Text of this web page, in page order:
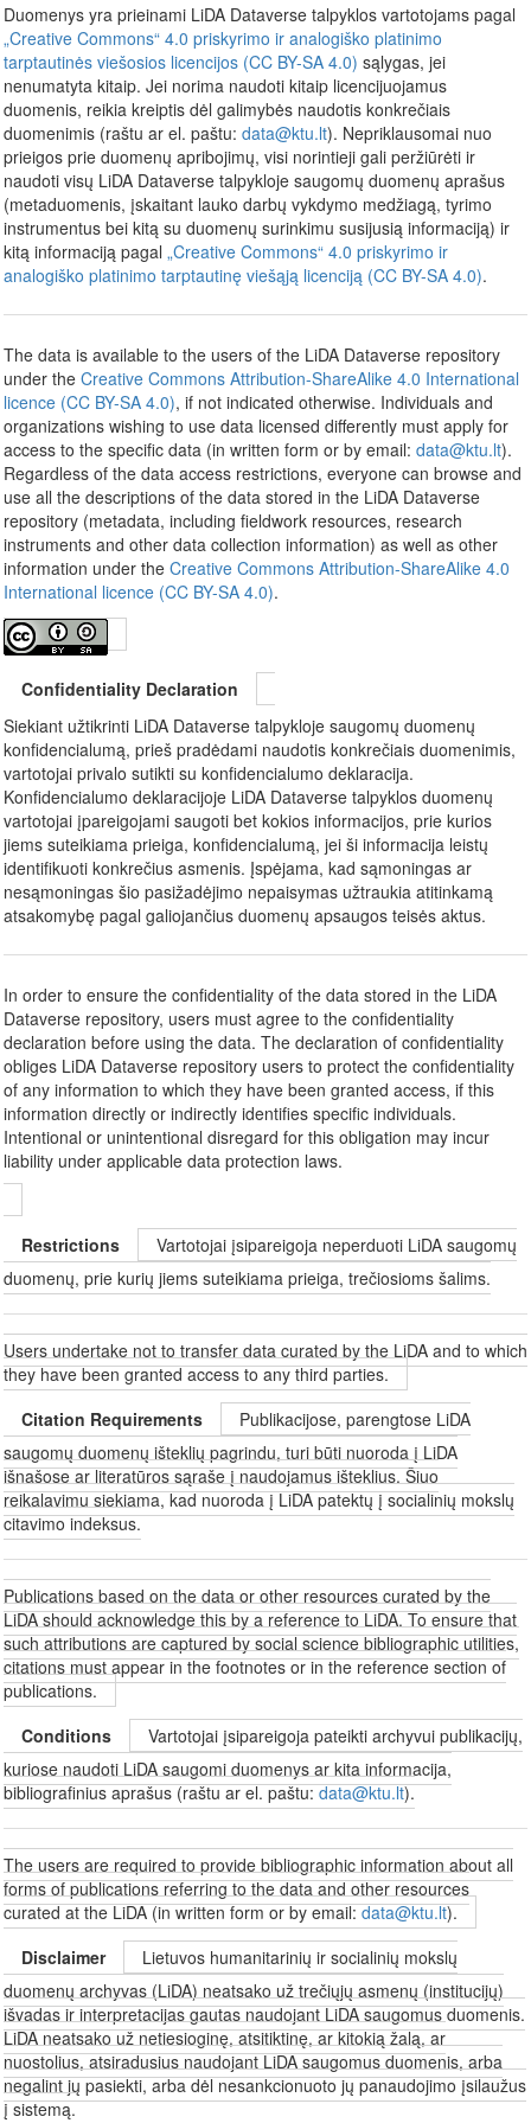
Duomenys yra prieinami LiDA Dataverse talpyklos vartotojams pagal
„Creative Commons“ 4.0 priskyrimo ir analogiško platinimo
tarptautinės viešosios licencijos (CC BY-SA 4.0) sąlygas, jei
nenumatyta kitaip. Jei norima naudoti kitaip licencijuojamus
duomenis, reikia kreiptis dėl galimybės naudotis konkrečiais
duomenimis (raštu ar el. paštu: data@ktu.lt). Nepriklausomai nuo
prieigos prie duomenų apribojimų, visi norintieji gali peržiūrėti ir
naudoti visų LiDA Dataverse talpykloje saugomų duomenų aprašus
(metaduomenis, įskaitant lauko darbų vykdymo medžiagą, tyrimo
instrumentus bei kitą su duomenų surinkimu susijusią informaciją) ir
kitą informaciją pagal „Creative Commons“ 4.0 priskyrimo ir
analogiško platinimo tarptautinę viešąją licenciją (CC BY-SA 4.0).
The data is available to the users of the LiDA Dataverse repository
under the Creative Commons Attribution-ShareAlike 4.0 International
licence (CC BY-SA 4.0), if not indicated otherwise. Individuals and
organizations wishing to use data licensed differently must apply for
access to the specific data (in written form or by email: data@ktu.lt).
Regardless of the data access restrictions, everyone can browse and
use all the descriptions of the data stored in the LiDA Dataverse
repository (metadata, including fieldwork resources, research
instruments and other data collection information) as well as other
information under the Creative Commons Attribution-ShareAlike 4.0
International licence (CC BY-SA 4.0).
Confidentiality Declaration
Siekiant užtikrinti LiDA Dataverse talpykloje saugomų duomenų
konfidencialumą, prieš pradėdami naudotis konkrečiais duomenimis,
vartotojai privalo sutikti su konfidencialumo deklaracija.
Konfidencialumo deklaracijoje LiDA Dataverse talpyklos duomenų
vartotojai įpareigojami saugoti bet kokios informacijos, prie kurios
jiems suteikiama prieiga, konfidencialumą, jei ši informacija leistų
identifikuoti konkrečius asmenis. Įspėjama, kad sąmoningas ar
nesąmoningas šio pasižadėjimo nepaisymas užtraukia atitinkamą
atsakomybę pagal galiojančius duomenų apsaugos teisės aktus.
In order to ensure the confidentiality of the data stored in the LiDA
Dataverse repository, users must agree to the confidentiality
declaration before using the data. The declaration of confidentiality
obliges LiDA Dataverse repository users to protect the confidentiality
of any information to which they have been granted access, if this
information directly or indirectly identifies specific individuals.
Intentional or unintentional disregard for this obligation may incur
liability under applicable data protection laws.
Restrictions
Vartotojai įsipareigoja neperduoti LiDA saugomų
duomenų, prie kurių jiems suteikiama prieiga, trečiosioms šalims.
Users undertake not to transfer data curated by the LiDA and to which
they have been granted access to any third parties.
Citation Requirements
Publikacijose, parengtose LiDA
saugomų duomenų išteklių pagrindu, turi būti nuoroda į LiDA
išnašose ar literatūros sąraše į naudojamus išteklius. Šiuo
reikalavimu siekiama, kad nuoroda į LiDA patektų į socialinių mokslų
citavimo indeksus.
Publications based on the data or other resources curated by the
LiDA should acknowledge this by a reference to LiDA. To ensure that
such attributions are captured by social science bibliographic utilities,
citations must appear in the footnotes or in the reference section of
publications.
Conditions
Vartotojai įsipareigoja pateikti archyvui publikacijų,
kuriose naudoti LiDA saugomi duomenys ar kita informacija,
bibliografinius aprašus (raštu ar el. paštu:data@ktu.lt).
The users are required to provide bibliographic information about all
forms of publications referring to the data and other resources
curated at the LiDA (in written form or by email:data@ktu.lt).
Disclaimer
Lietuvos humanitarinių ir socialinių mokslų
duomenų archyvas (LiDA) neatsako už trečiųjų asmenų (institucijų)
išvadas ir interpretacijas gautas naudojant LiDA saugomus duomenis.
LiDA neatsako už netiesioginę, atsitiktinę, ar kitokią žalą, ar
nuostolius, atsiradusius naudojant LiDA saugomus duomenis, arba
negalint jų pasiekti, arba dėl nesankcionuoto jų panaudojimo įsilaužus
į sistemą.